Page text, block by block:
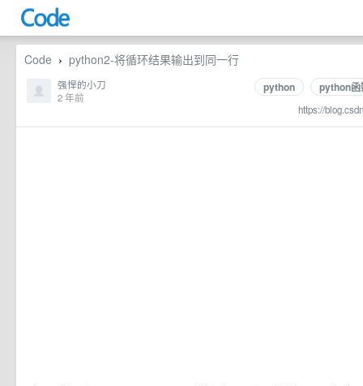
Code › python2-将循环结果输出到同一行
python python函
https://
强悍的小刀
2 年前